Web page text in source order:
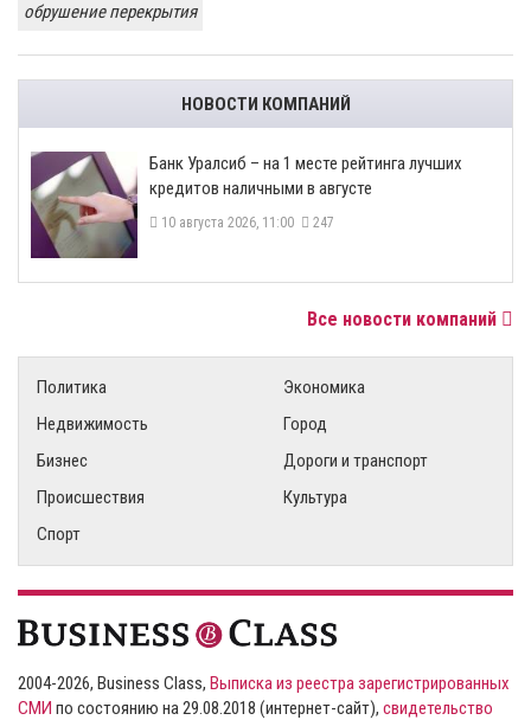
обрушение перекрытия
НОВОСТИ КОМПАНИЙ
Банк Уралсиб – на 1 месте рейтинга лучших
кредитов наличными в августе
10 августа 2026, 11:00 247
Все новости компаний
Политика
Экономика
Недвижимость
Город
Бизнес
Дороги и транспорт
Происшествия
Культура
Спорт
2004-2026, Business Class, Выписка из реестра зарегистрированных
СМИ по состоянию на 29.08.2018 (интернет-сайт), свидетельство